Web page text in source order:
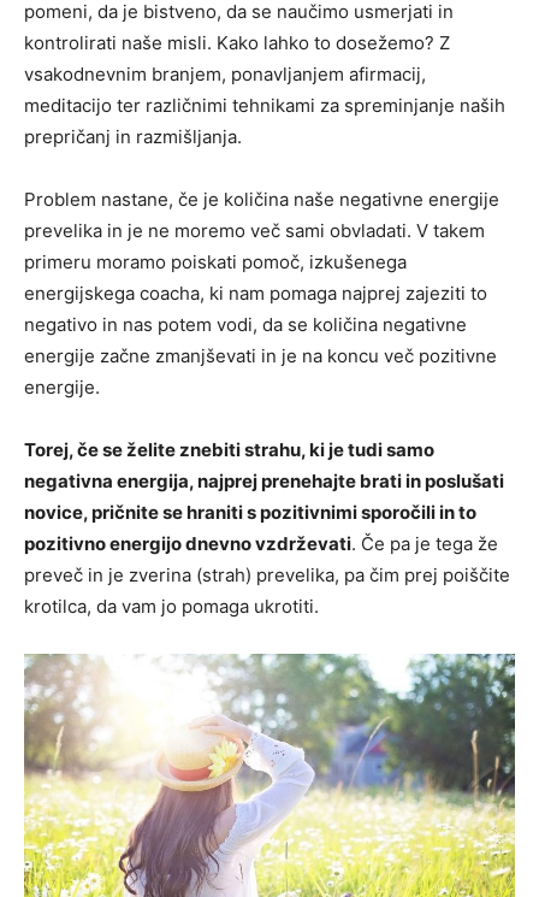
pomeni, da je bistveno, da se naučimo usmerjati in
kontrolirati naše misli. Kako lahko to dosežemo? Z
vsakodnevnim branjem, ponavljanjem afirmacij,
meditacijo ter različnimi tehnikami za spreminjanje naših
prepričanj in razmišljanja.
Problem nastane, če je količina naše negativne energije
prevelika in je ne moremo več sami obvladati. V takem
primeru moramo poiskati pomoč, izkušenega
energijskega coacha, ki nam pomaga najprej zajeziti to
negativo in nas potem vodi, da se količina negativne
energije začne zmanjševati in je na koncu več pozitivne
energije.
Torej, če se želite znebiti strahu, ki je tudi samo
negativna energija, najprej prenehajte brati in poslušati
novice, pričnite se hraniti s pozitivnimi sporočili in to
pozitivno energijo dnevno vzdrževati. Če pa je tega že
preveč in je zverina (strah) prevelika, pa čim prej poiščite
krotilca, da vam jo pomaga ukrotiti.